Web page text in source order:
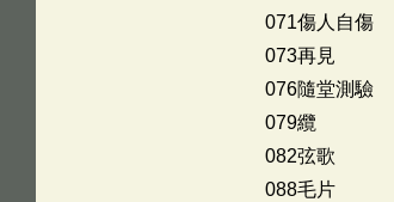
071傷人自傷
073再見
076隨堂測驗
079纜
082弦歌
088毛片